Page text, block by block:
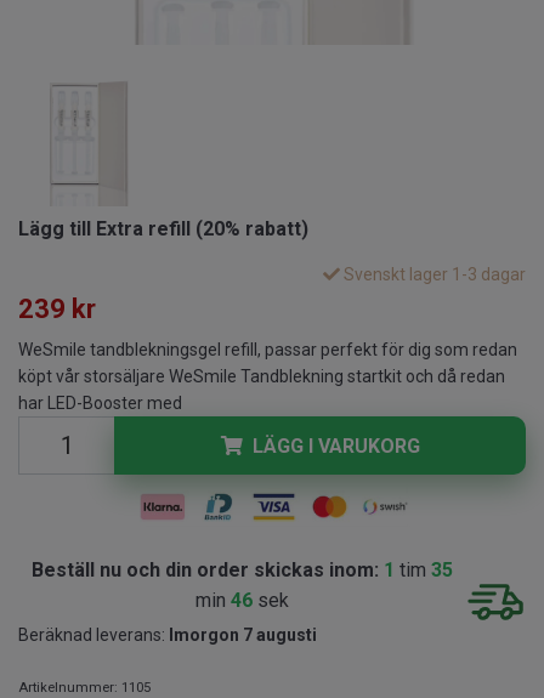
Lägg till Extra refill (20% rabatt)
Svenskt lager 1-3 dagar
239 kr
WeSmile tandblekningsgel refill, passar perfekt för dig som redan
köpt vår storsäljare WeSmile Tandblekning startkit och då redan
har LED-Booster med
LÄGG I VARUKORG
Beställ nu och din order skickas inom: 1 tim 35
min 46sek
Beräknad leverans: Imorgon 7 augusti
Artikelnummer: 1105